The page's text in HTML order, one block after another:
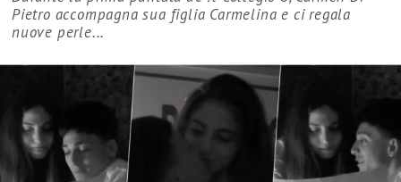
Pietro accompagna sua figlia Carmelina e ci regala
nuove perle...